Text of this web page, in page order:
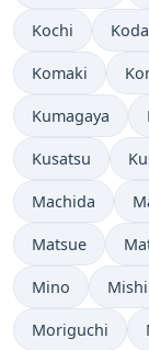
Kochi
Komaki
Kumagaya
Kusatsu
Machida
Matsue
Mino
Moriguchi